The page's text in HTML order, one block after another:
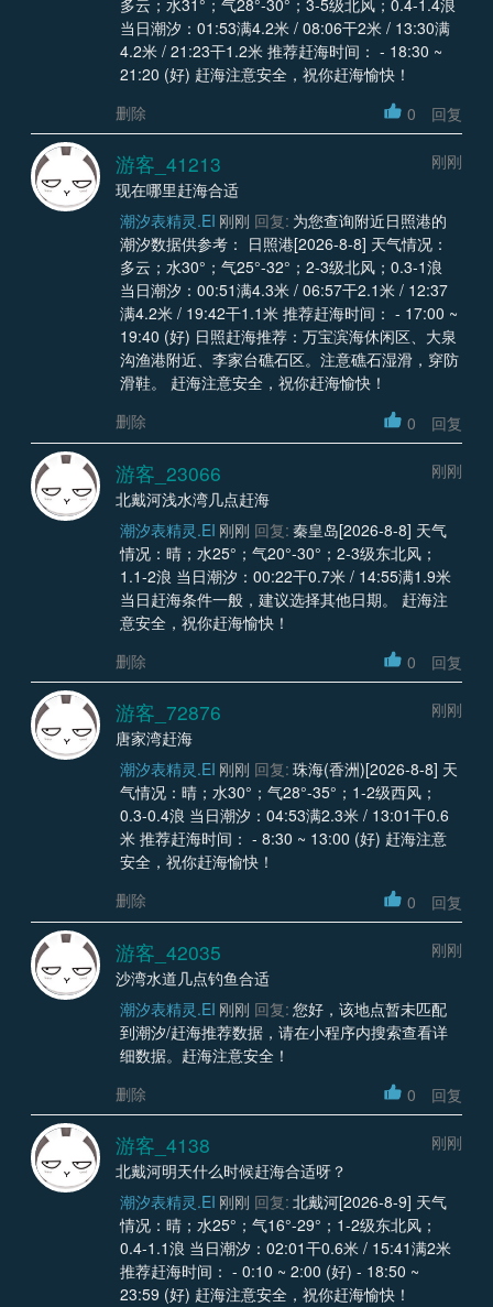
当日潮汐：01:53满4.2米 / 08:06干2米 / 13:30满
4.2米 / 21:23干1.2米 推荐赶海时间： - 18:30 ~
21:20 (好) 赶海注意安全，祝你赶海愉快！
删除
0 回复
游客_41213
刚刚
现在哪里赶海合适
潮汐表精灵.EI 刚刚 回复: 为您查询附近日照港的
潮汐数据供参考： 日照港[2026-8-8] 天气情况：
多云；水30°；气25°-32°；2-3级北风；0.3-1浪
当日潮汐：00:51满4.3米 / 06:57干2.1米 / 12:37
满4.2米 / 19:42干1.1米 推荐赶海时间： - 17:00 ~
19:40 (好) 日照赶海推荐：万宝滨海休闲区、大泉
沟渔港附近、李家台礁石区。注意礁石湿滑，穿防
滑鞋。 赶海注意安全，祝你赶海愉快！
删除
0 回复
游客_23066
刚刚
北戴河浅水湾几点赶海
潮汐表精灵.EI 刚刚 回复: 秦皇岛[2026-8-8] 天气
情况：晴；水25°；气20°-30°；2-3级东北风；
1.1-2浪 当日潮汐：00:22干0.7米 / 14:55满1.9米
当日赶海条件一般，建议选择其他日期。 赶海注
意安全，祝你赶海愉快！
删除
0 回复
游客_72876
刚刚
唐家湾赶海
潮汐表精灵.EI 刚刚 回复: 珠海(香洲)[2026-8-8] 天
气情况：晴；水30°；气28°-35°；1-2级西风；
0.3-0.4浪 当日潮汐：04:53满2.3米 / 13:01干0.6
米 推荐赶海时间： - 8:30 ~ 13:00 (好) 赶海注意
安全，祝你赶海愉快！
删除
0 回复
游客_42035
刚刚
沙湾水道几点钓鱼合适
潮汐表精灵.EI 刚刚 回复: 您好，该地点暂未匹配
到潮汐/赶海推荐数据，请在小程序内搜索查看详
细数据。赶海注意安全！
删除
0 回复
游客_4138
刚刚
北戴河明天什么时候赶海合适呀？
潮汐表精灵.EI 刚刚 回复: 北戴河[2026-8-9] 天气
情况：晴；水25°；气16°-29°；1-2级东北风；
0.4-1.1浪 当日潮汐：02:01干0.6米 / 15:41满2米
推荐赶海时间： - 0:10 ~ 2:00 (好) - 18:50 ~
23:59 (好) 赶海注意安全，祝你赶海愉快！